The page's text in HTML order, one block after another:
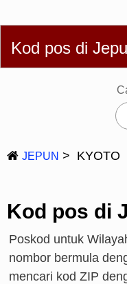
Deutsch
Français
Kod pos di
JEPUN KYOTO
Kod pos di
Poskod untuk
nombor bermula
mencari kod ZIP